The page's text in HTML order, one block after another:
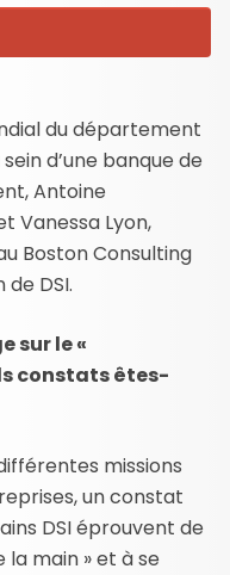
du département
d’une banque de
Antoine
Vanessa Lyon,
Boston Consulting
DSI.
sur le «
constats êtes-
missions
un constat
DSI éprouvent de
main » et à se